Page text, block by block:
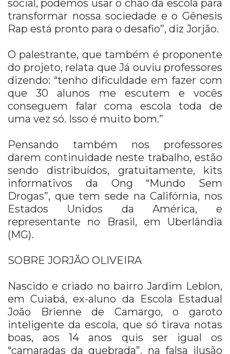
social, podemos usar o chão da escola para
transformar nossa sociedade e o Gênesis
Rap está pronto para o desafio”, diz Jorjão.
O palestrante, que também é proponente
do projeto, relata que Já ouviu professores
dizendo: “tenho dificuldade em fazer com
que 30 alunos me escutem e vocês
conseguem falar coma escola toda de
uma vez só. Isso é muito bom.”
Pensando também nos professores
darem continuidade neste trabalho, estão
sendo distribuídos, gratuitamente, kits
informativos da Ong “Mundo Sem
Drogas”, que tem sede na Califórnia, nos
Estados Unidos da América, e
representante no Brasil, em Uberlândia
(MG).
SOBRE JORJÃO OLIVEIRA
Nascido e criado no bairro Jardim Leblon,
em Cuiabá, ex-aluno da Escola Estadual
João Brienne de Camargo, o garoto
inteligente da escola, que só tirava notas
boas, aos 14 anos quis ser igual os
“camaradas da quebrada”, na falsa ilusão